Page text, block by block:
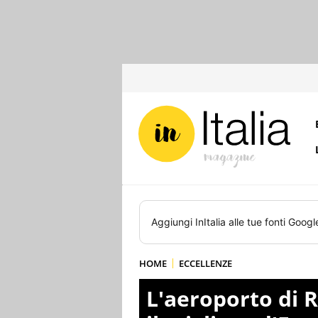
Aggiungi InItalia alle tue fonti
HOME ECCELLENZE
L'aeroporto di